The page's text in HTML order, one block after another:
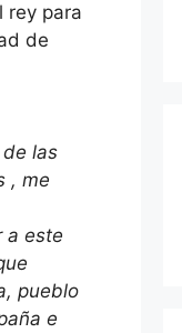
rey para
de
las
, me
a este
pueblo
e